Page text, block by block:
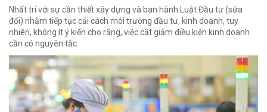
Nhất trí với sự cần thiết xây dựng và ban hành Luật Đầu tư (sửa
đổi) nhằm tiếp tục cải cách môi trường đầu tư, kinh doanh, tuy
nhiên, không ít ý kiến cho rằng, việc cắt giảm điều kiện kinh doanh
cần có nguyên tắc.